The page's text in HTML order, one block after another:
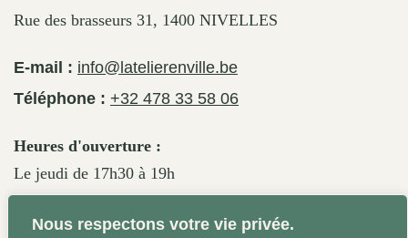
Nous respectons votre vie privée.
Rue des brasseurs 31, 1400 NIVELLES
E-mail : info@latelierenville.be
Téléphone : +32 478 33 58 06
Heures d'ouverture :
Le jeudi de 17h30 à 19h
Le vendredi de 17h30 à 19h30
Le samedi de 11h30 à 19h